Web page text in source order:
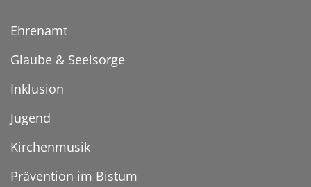
Ehrenamt
Glaube & Seelsorge
Inklusion
Jugend
Kirchenmusik
Prävention im Bistum